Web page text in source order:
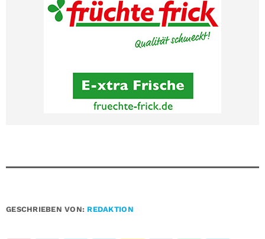
GESCHRIEBEN VON: REDAKTION